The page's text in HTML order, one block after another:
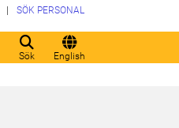
Sök English
SÖK PERSONAL